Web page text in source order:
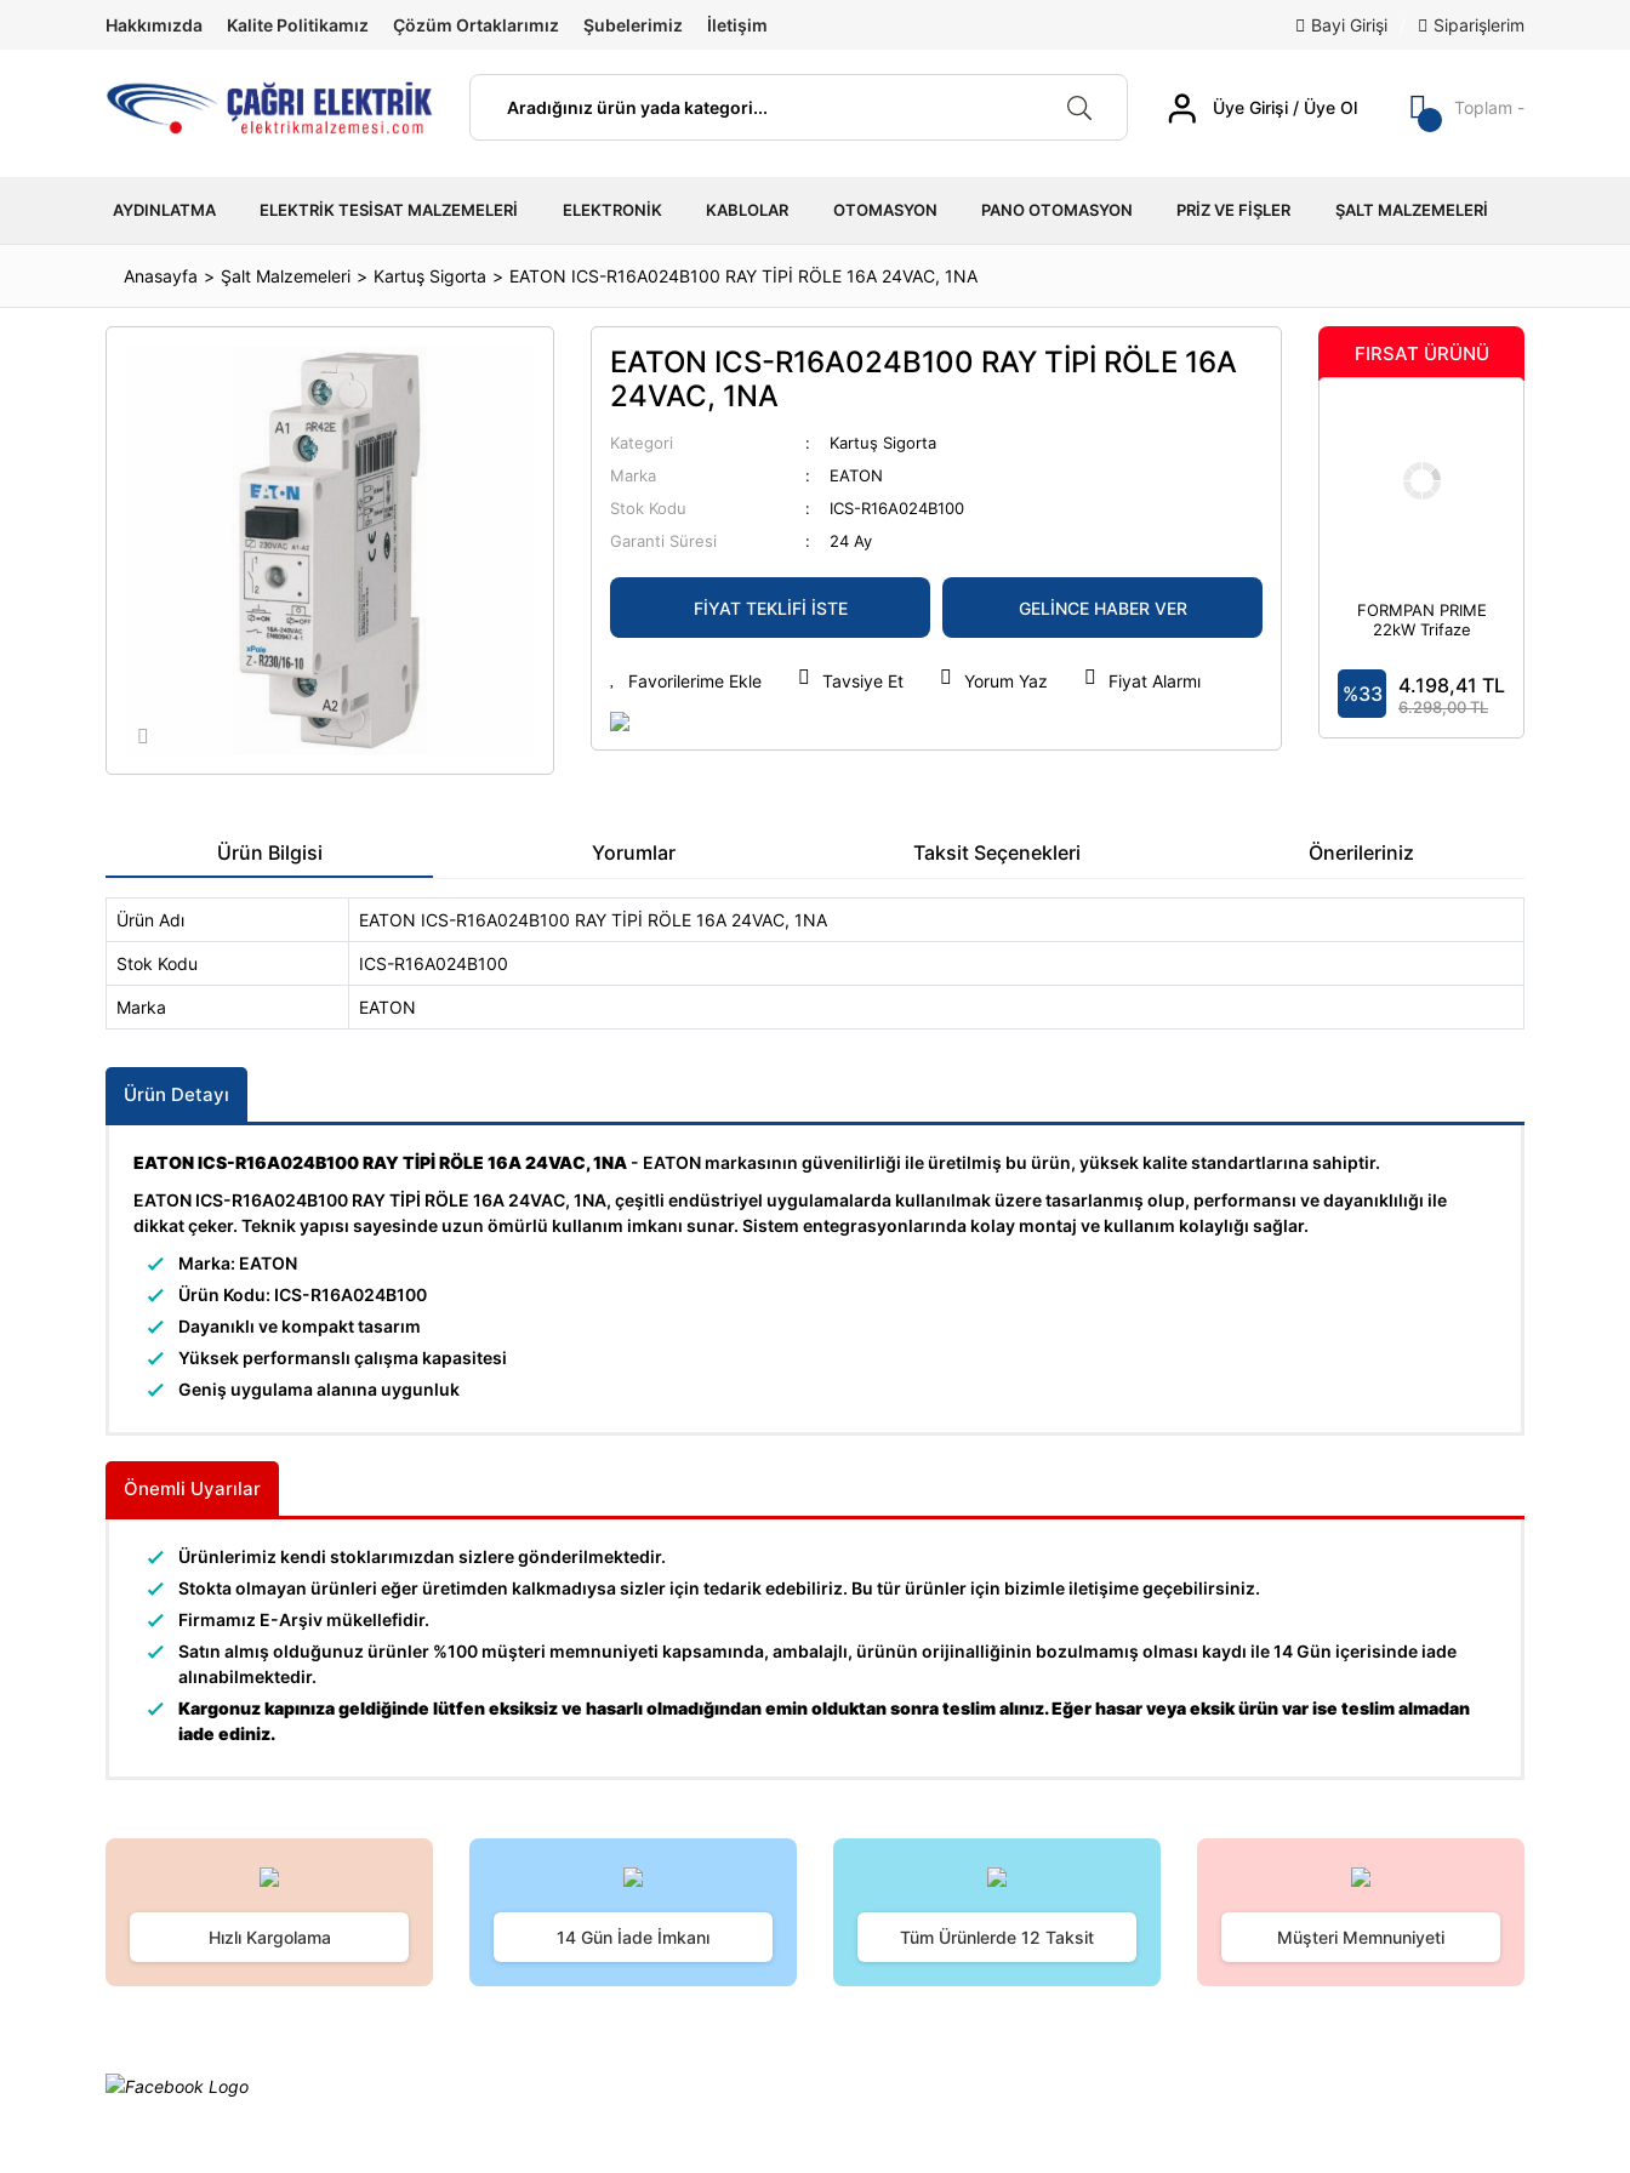
Hakkımızda Kalite Politikamız Çözüm Ortaklarımız Şubelerimiz İletişim Bayi Girişi Siparişlerim
Üye Girişi / Üye Ol Toplam -
AYDINLATMA ELEKTRIK TESISAT MALZEMELERI ELEKTRONIK KABLOLAR OTOMASYON PANO OTOMASYON PRIZ VE FIŞLER ŞALT MALZEMELERI
Anasayfa Şalt Malzemeleri Kartuş Sigorta EATON ICS-R16A024B100 RAY TİPİ RÖLE 16A 24VAC, 1NA
EATON ICS-R16A024B100 RAY TİPİ RÖLE 16A
24VAC, 1NA
Kategori
Kartuş Sigorta
Marka
EATON
Stok Kodu
ICS-R16A024B100
Garanti Süresi
24 Ay
FİYAT TEKLİFİ İSTE GELİNCE HABER VER
Tavsiye Et Yorum Yaz Fiyat Alarmı
FIRSAT ÜRÜNÜ
FORMPAN PRIME
22kW Trifaze
- Elektrikli Araç
Şarj Cihazı
Kombinasyon
%33 4.198,41 TL
6.298,00 TL
Ürün Bilgisi Yorumlar Taksit Seçenekleri Önerileriniz
Ürün Adı EATON ICS-R16A024B100 RAY TİPİ RÖLE 16A 24VAC, 1NA
Stok Kodu ICS-R16A024B100
Marka EATON
Ürün Detayı
EATON ICS-R16A024B100 RAY TİPİ RÖLE 16A 24VAC, 1NA - EATON markasının güvenilirliği ile üretilmiş bu ürün, yüksek kalite standartlarına sahiptir.
EATON ICS-R16A024B100 RAY TİPİ RÖLE 16A 24VAC, 1NA, çeşitli endüstriyel uygulamalarda kullanılmak üzere tasarlanmış olup, performansı ve dayanıklılığı ile
dikkat çeker. Teknik yapısı sayesinde uzun ömürlü kullanım imkanı sunar. Sistem entegrasyonlarında kolay montaj ve kullanım kolaylığı sağlar.
Marka: EATON
Ürün Kodu: ICS-R16A024B100
Dayanıklı ve kompakt tasarım
Yüksek performanslı çalışma kapasitesi
Geniş uygulama alanına uygunluk
Önemli Uyarılar
Ürünlerimiz kendi stoklarımızdan sizlere gönderilmektedir.
Stokta olmayan ürünleri eğer üretimden kalkmadıysa sizler için tedarik edebiliriz. Bu tür ürünler için bizimle iletişime geçebilirsiniz.
Firmamız E-Arşiv mükellefidir.
Satın almış olduğunuz ürünler %100 müşteri memnuniyeti kapsamında, ambalajlı, ürünün orijinalliğinin bozulmamış olması kaydı ile 14 Gün içerisinde iade
alınabilmektedir.
Kargonuz kapınıza geldiğinde lütfen eksiksiz ve hasarlı olmadığından emin olduktan sonra teslim alınız. Eğer hasar veya eksik ürün var ise teslim almadan
iade ediniz.
Ürün resmi kalitesiz, bozuk veya görüntülenemiyor.
Ürün açıklamasında eksik bilgiler bulunuyor.
Ürün bilgilerinde hatalar bulunuyor.
Hızlı Kargolama 14 Gün İade İmkanı Tüm Ürünlerde 12 Taksit Müşteri Memnuniyeti